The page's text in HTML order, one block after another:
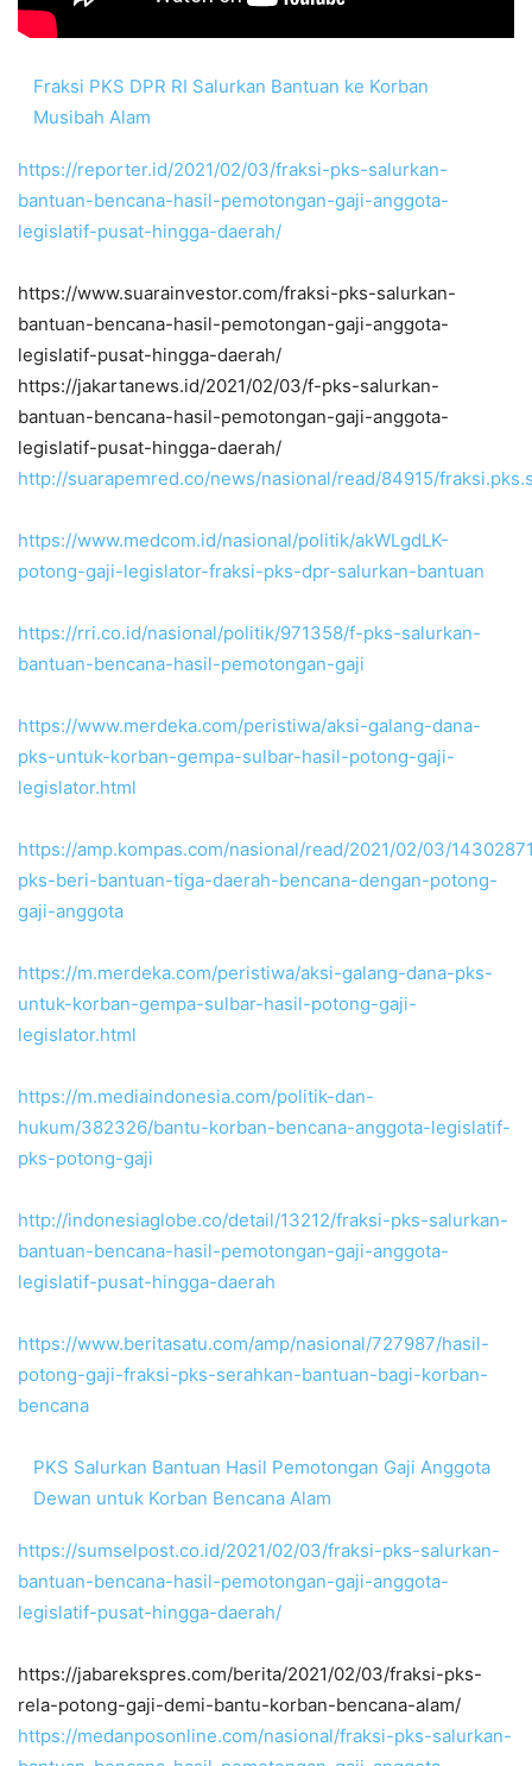
Fraksi PKS DPR RI Salurkan Bantuan ke Korban
Musibah Alam
https://reporter.id/2021/02/03/fraksi-pks-salurkan-
bantuan-bencana-hasil-pemotongan-gaji-anggota-
legislatif-pusat-hingga-daerah/
https://www.suarainvestor.com/fraksi-pks-salurkan-
bantuan-bencana-hasil-pemotongan-gaji-anggota-
legislatif-pusat-hingga-daerah/
https://jakartanews.id/2021/02/03/f-pks-salurkan-
bantuan-bencana-hasil-pemotongan-gaji-anggota-
legislatif-pusat-hingga-daerah/
http://suarapemred.co/news/nasional/read/84915/
https://www.medcom.id/nasional/politik/akWLgdLK-
potong-gaji-legislator-fraksi-pks-dpr-salurkan-bantuan
https://rri.co.id/nasional/politik/971358/f-pks-salurkan-
bantuan-bencana-hasil-pemotongan-gaji
https://www.merdeka.com/peristiwa/aksi-galang-dana-
pks-untuk-korban-gempa-sulbar-hasil-potong-gaji-
legislator.html
https://amp.kompas.com/nasional/read/2021/02/03/
pks-beri-bantuan-tiga-daerah-bencana-dengan-potong-
gaji-anggota
https://m.merdeka.com/peristiwa/aksi-galang-dana-pks-
untuk-korban-gempa-sulbar-hasil-potong-gaji-
legislator.html
https://m.mediaindonesia.com/politik-dan-
hukum/382326/bantu-korban-bencana-anggota-legislatif-
pks-potong-gaji
http://indonesiaglobe.co/detail/13212/fraksi-pks-salurkan-
bantuan-bencana-hasil-pemotongan-gaji-anggota-
legislatif-pusat-hingga-daerah
https://www.beritasatu.com/amp/nasional/727987/hasil-
potong-gaji-fraksi-pks-serahkan-bantuan-bagi-korban-
bencana
PKS Salurkan Bantuan Hasil Pemotongan Gaji Anggota
Dewan untuk Korban Bencana Alam
https://sumselpost.co.id/2021/02/03/fraksi-pks-salurkan-
bantuan-bencana-hasil-pemotongan-gaji-anggota-
legislatif-pusat-hingga-daerah/
https://jabarekspres.com/berita/2021/02/03/fraksi-pks-
rela-potong-gaji-demi-bantu-korban-bencana-alam/
https://medanposonline.com/nasional/fraksi-pks-salurkan-